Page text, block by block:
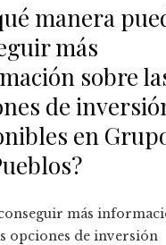
manera
más
sobre
de
en
más
opciones de inversión